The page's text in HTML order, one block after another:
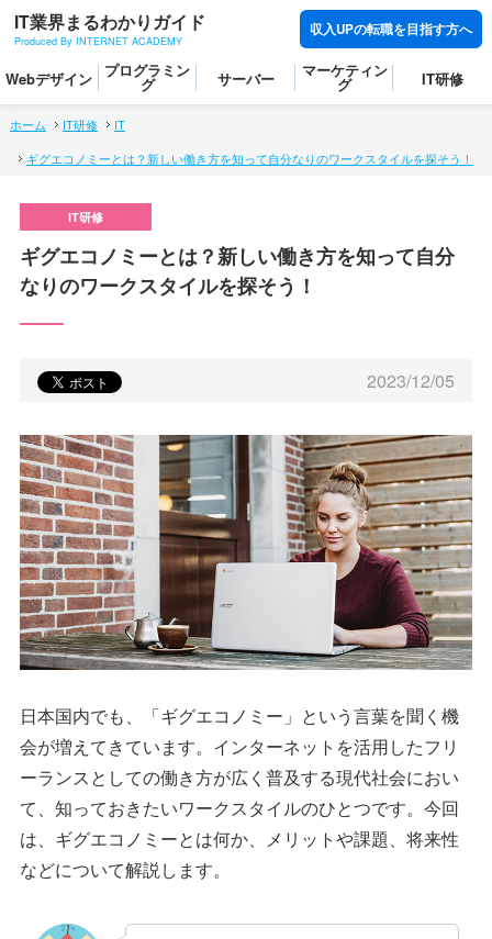
IT業界まるわかりガイド
Produced By INTERNET ACADEMY
収入UPの転職を目指す方へ
Webデザイン プログラミン
グ サーバー マーケティン
グ IT研修
ホーム IT研修
IT
ギグエコノミーとは？新しい働き方を知って自分なりのワークスタイルを探そう！
ギグエコノミーとは？新しい働き方を知って自分
なりのワークスタイルを探そう！
2023/12/05
日本国内でも、「ギグエコノミー」という言葉を聞く機
会が増えてきています。インターネットを活用したフリ
ーランスとしての働き方が広く普及する現代社会におい
て、知っておきたいワークスタイルのひとつです。今回
は、ギグエコノミーとは何か、メリットや課題、将来性
などについて解説します。